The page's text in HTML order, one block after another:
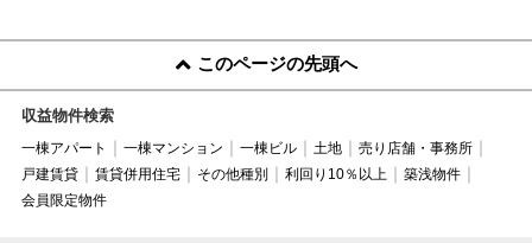
このページの先頭へ
収益物件検索
一棟アパート 一棟マンション 一棟ビル 土地
売り店舗・事務所
戸建賃貸
賃貸併用住宅 その他種別 利回り10％以上
築浅物件
会員限定物件